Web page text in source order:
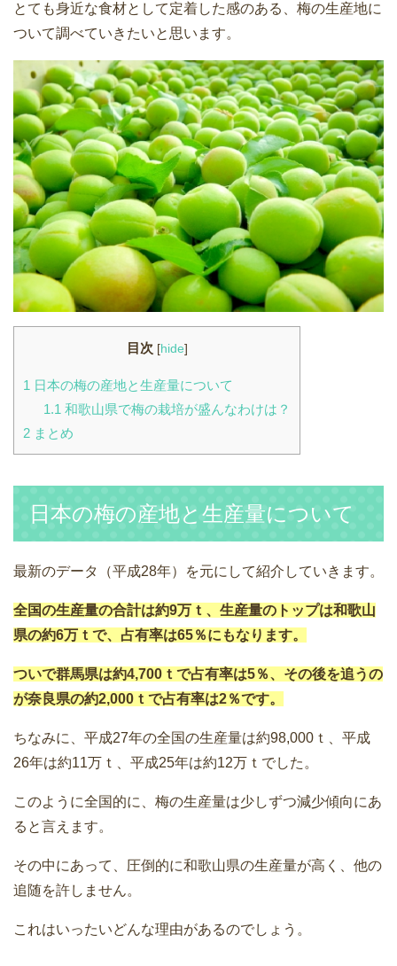
とても身近な食材として定着した感のある、梅の生産地に
ついて調べていきたいと思います。
目次 [hide]
1 日本の梅の産地と生産量について
1.1和歌山県で梅の栽培が盛んなわけは？
2 まとめ
日本の梅の産地と生産量について
最新のデータ（平成28年）を元にして紹介していきます。
全国の生産量の合計は約9万ｔ、生産量のトップは和歌山
県の約6万ｔで、占有率は65％にもなります。
ついで群馬県は約4,700ｔで占有率は5％、その後を追うの
が奈良県の約2,000ｔで占有率は2％です。
ちなみに、平成27年の全国の生産量は約98,000ｔ、平成
26年は約11万ｔ、平成25年は約12万ｔでした。
このように全国的に、梅の生産量は少しずつ減少傾向にあ
ると言えます。
その中にあって、圧倒的に和歌山県の生産量が高く、他の
追随を許しません。
これはいったいどんな理由があるのでしょう。